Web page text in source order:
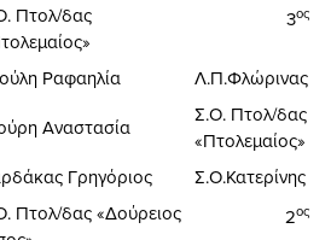
Πτολ/δας
3ος
Ραφαηλία Λ.Π.Φλώρινας
Αναστασία
Σ.Ο. Πτολ/δας
«Πτολεμαίος»
Γρηγόριος Σ.Ο.Κατερίνης
Πτολ/δας «Δούρειος
2ος